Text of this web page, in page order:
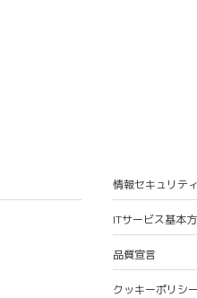
情報セキュリテ
ITサービス基本
品質宣言
クッキーポリシー